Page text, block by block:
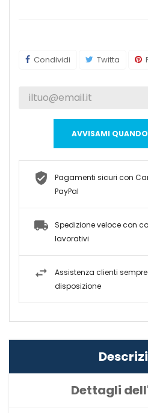
Condividi Twitta
AVVISAMI
Pagamenti sicuri con
PayPal
Spedizione veloce con
lavorativi
Assistenza clienti
disposizione
Dettagli